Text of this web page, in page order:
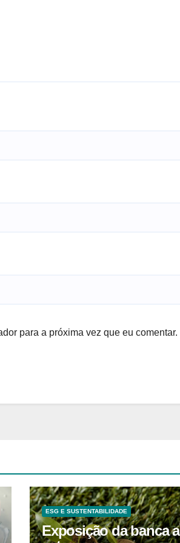
para a próxima vez que eu comentar.
ESG E SUSTENTABILIDADE
Exposição da banca a